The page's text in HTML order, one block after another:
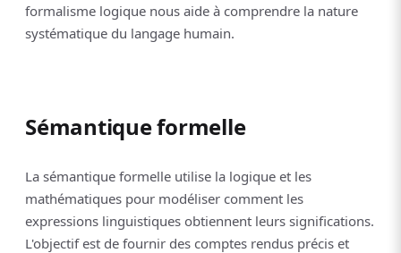
formalisme logique nous aide à comprendre la nature
systématique du langage humain.
Sémantique formelle
La sémantique formelle utilise la logique et les
mathématiques pour modéliser comment les
expressions linguistiques obtiennent leurs significations.
L'objectif est de fournir des comptes rendus précis et